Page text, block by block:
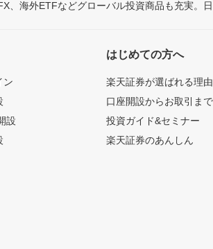
、海外ETFなどグローバル投資商品も充実。
ン
設
はじめての方へ
楽天証券が選ばれる理由
口座開設からお取引ま
投資ガイド&セミナー
楽天証券のあんしん